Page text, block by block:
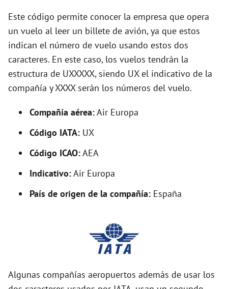
d
e
o
Este código permite conocer la empresa que opera
un vuelo al leer un billete de avión, ya que estos
indican el número de vuelo usando estos dos
caracteres. En este caso, los vuelos tendrán la
estructura de UXXXXX, siendo UX el indicativo de la
compañía y XXXX serán los números del vuelo.
Compañía aérea:Air Europa
Código IATA: UX
Código ICAO:AEA
Indicativo:Air Europa
País de origen de la compañía: España
Algunas compañías aeropuertos además de usar los